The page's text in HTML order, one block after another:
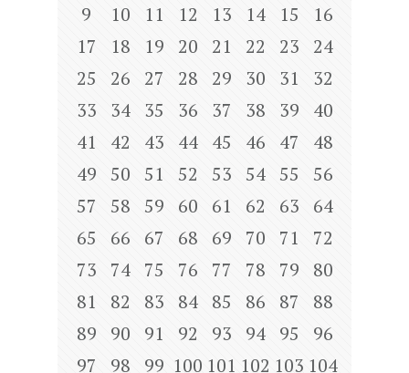
9
10 11 12 13 14 15
16
17
18 19 20 21 22 23
24
25
26 27 28 29 30 31
32
33
34 35 36 37 38 39
40
41
42 43 44 45 46 47
48
49
50 51 52 53 54 55
56
57
58 59 60 61 62 63
64
65
66 67 68 69 70 71
72
73
74 75 76 77 78 79
80
81
82 83 84 85 86 87
88
89
90 91 92 93 94 95
96
97
98 99 100 101 102 103 104